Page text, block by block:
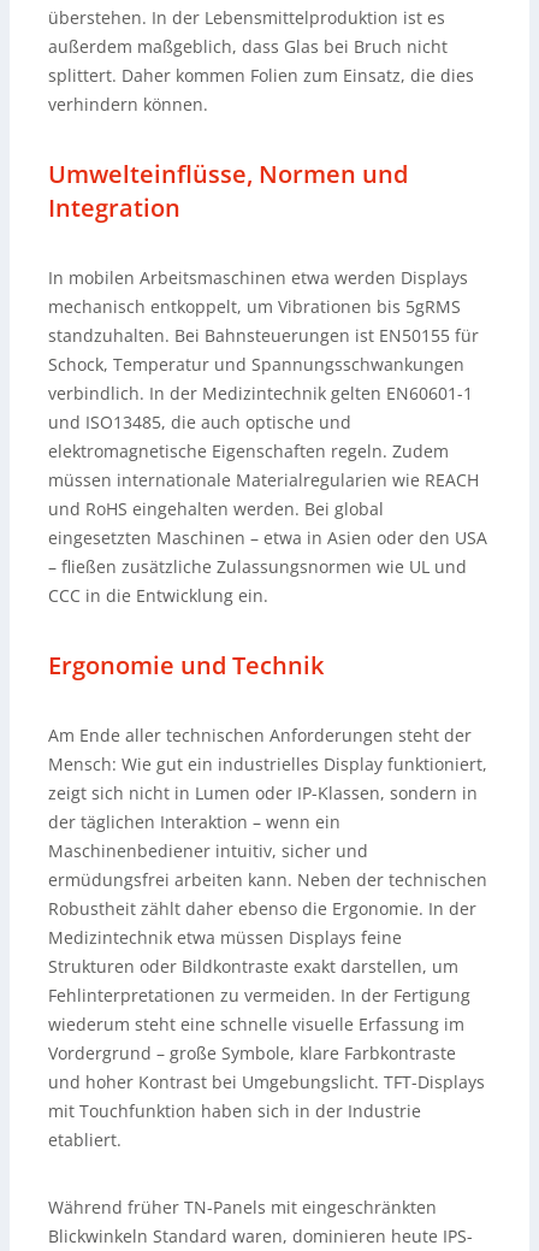
überstehen. In der Lebensmittelproduktion ist es
außerdem maßgeblich, dass Glas bei Bruch nicht
splittert. Daher kommen Folien zum Einsatz, die dies
verhindern können.
Umwelteinflüsse, Normen und
Integration
In mobilen Arbeitsmaschinen etwa werden Displays
mechanisch entkoppelt, um Vibrationen bis 5gRMS
standzuhalten. Bei Bahnsteuerungen ist EN50155 für
Schock, Temperatur und Spannungsschwankungen
verbindlich. In der Medizintechnik gelten EN60601-1
und ISO13485, die auch optische und
elektromagnetische Eigenschaften regeln. Zudem
müssen internationale Materialregularien wie REACH
und RoHS eingehalten werden. Bei global
eingesetzten Maschinen – etwa in Asien oder den USA
– fließen zusätzliche Zulassungsnormen wie UL und
CCC in die Entwicklung ein.
Ergonomie und Technik
Am Ende aller technischen Anforderungen steht der
Mensch: Wie gut ein industrielles Display funktioniert,
zeigt sich nicht in Lumen oder IP-Klassen, sondern in
der täglichen Interaktion – wenn ein
Maschinenbediener intuitiv, sicher und
ermüdungsfrei arbeiten kann. Neben der technischen
Robustheit zählt daher ebenso die Ergonomie. In der
Medizintechnik etwa müssen Displays feine
Strukturen oder Bildkontraste exakt darstellen, um
Fehlinterpretationen zu vermeiden. In der Fertigung
wiederum steht eine schnelle visuelle Erfassung im
Vordergrund – große Symbole, klare Farbkontraste
und hoher Kontrast bei Umgebungslicht. TFT-Displays
mit Touchfunktion haben sich in der Industrie
etabliert.
Während früher TN-Panels mit eingeschränkten
Blickwinkeln Standard waren, dominieren heute IPS-